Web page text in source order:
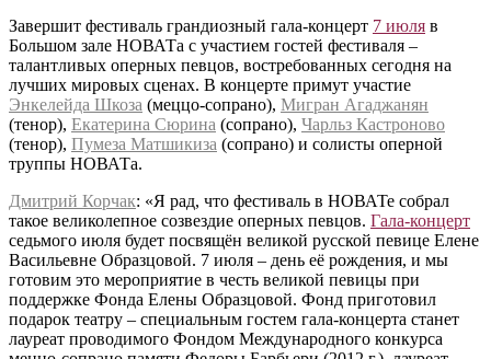
Завершит фестиваль грандиозный гала-концерт 7 июля в
Большом зале НОВАТа с участием гостей фестиваля –
талантливых оперных певцов, востребованных сегодня на
лучших мировых сценах. В концерте примут участие
Энкелейда Шкоза (меццо-сопрано), Мигран Агаджанян
(тенор), Екатерина Сюрина (сопрано), Чарльз Кастроново
(тенор), Пумеза Матшикиза (сопрано) и солисты оперной
труппы НОВАТа.
Дмитрий Корчак: «Я рад, что фестиваль в НОВАТе собрал
такое великолепное созвездие оперных певцов. Гала-концерт
седьмого июля будет посвящён великой русской певице Елене
Васильевне Образцовой. 7 июля – день её рождения, и мы
готовим это мероприятие в честь великой певицы при
поддержке Фонда Елены Образцовой. Фонд приготовил
подарок театру – специальным гостем гала-концерта станет
лауреат проводимого Фондом Международного конкурса